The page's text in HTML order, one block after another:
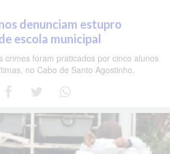
denunciam estupro
escola municipal
crimes foram praticados por cinco alunos
no Cabo de Santo Agostinho.